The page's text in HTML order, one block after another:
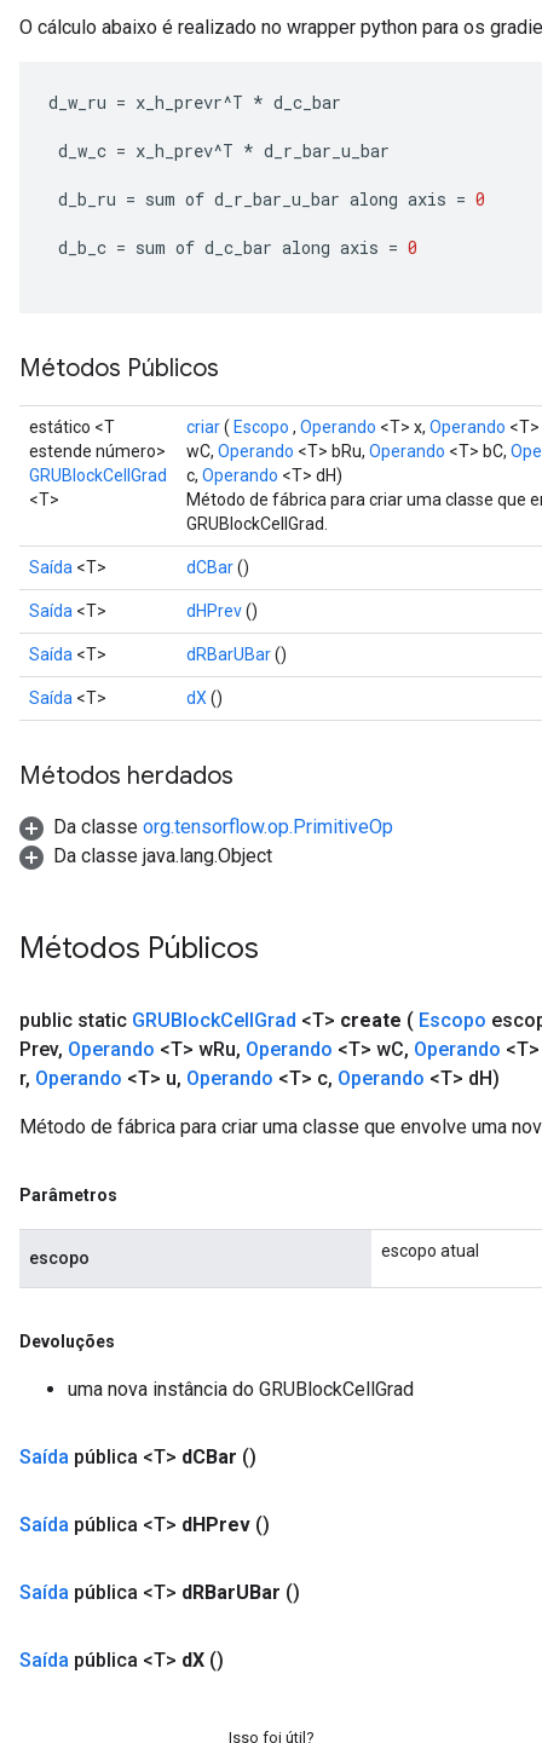
O cálculo abaixo é realizado no wrapper python para os
d_w_ru = x_h_prevr^T * d_c_bar
d_w_c = x_h_prev^T * d_r_bar_u_bar
d_b_ru = sum of d_r_bar_u_bar along axis = 0
d_b_c = sum of d_c_bar along axis = 0
Métodos Públicos
estático <T
estende número>
GRUBlockCellGrad
<T>
criar( Escopo , Operando <T> x, Operando
wC, Operando <T> bRu, Operando <T> bC,
c, Operando <T> dH)
Método de fábrica para criar uma classe que
GRUBlockCellGrad.
Saída <T> dCBar()
Saída <T> dHPrev()
Saída <T> dRBarUBar()
Saída <T> dX ()
Métodos herdados
Da classe org.tensorflow.op.PrimitiveOp
Da classe java.lang.Object
Métodos Públicos
public static GRUBlockCellGrad <T> create ( Escopo
Prev, Operando <T> wRu, Operando <T> wC, Operando
r, Operando <T> u, Operando <T> c, Operando <T> dH)
Método de fábrica para criar uma classe que envolve uma
Parâmetros
escopo escopo atual
Devoluções
uma nova instância do GRUBlockCellGrad
Saída pública <T> dCBar ()
Saída pública <T> dHPrev ()
Saída pública <T> dRBarUBar ()
Saída pública <T> dX ()
Isso foi útil?